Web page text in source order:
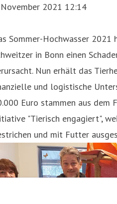
2021 12:14
Sommer-Hochwasser
in Bonn einen
Nun erhält das
und logistische
Euro stammen aus
"Tierisch engagiert",
und mit Futter